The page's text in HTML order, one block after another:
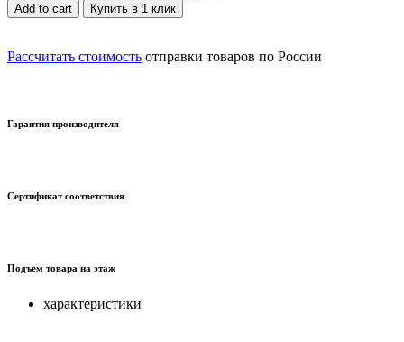
Add to cart Купить в 1 клик
Рассчитать стоимость отправки товаров по России
Гарантия производителя
Сертификат соответствия
Подъем товара на этаж
характеристики